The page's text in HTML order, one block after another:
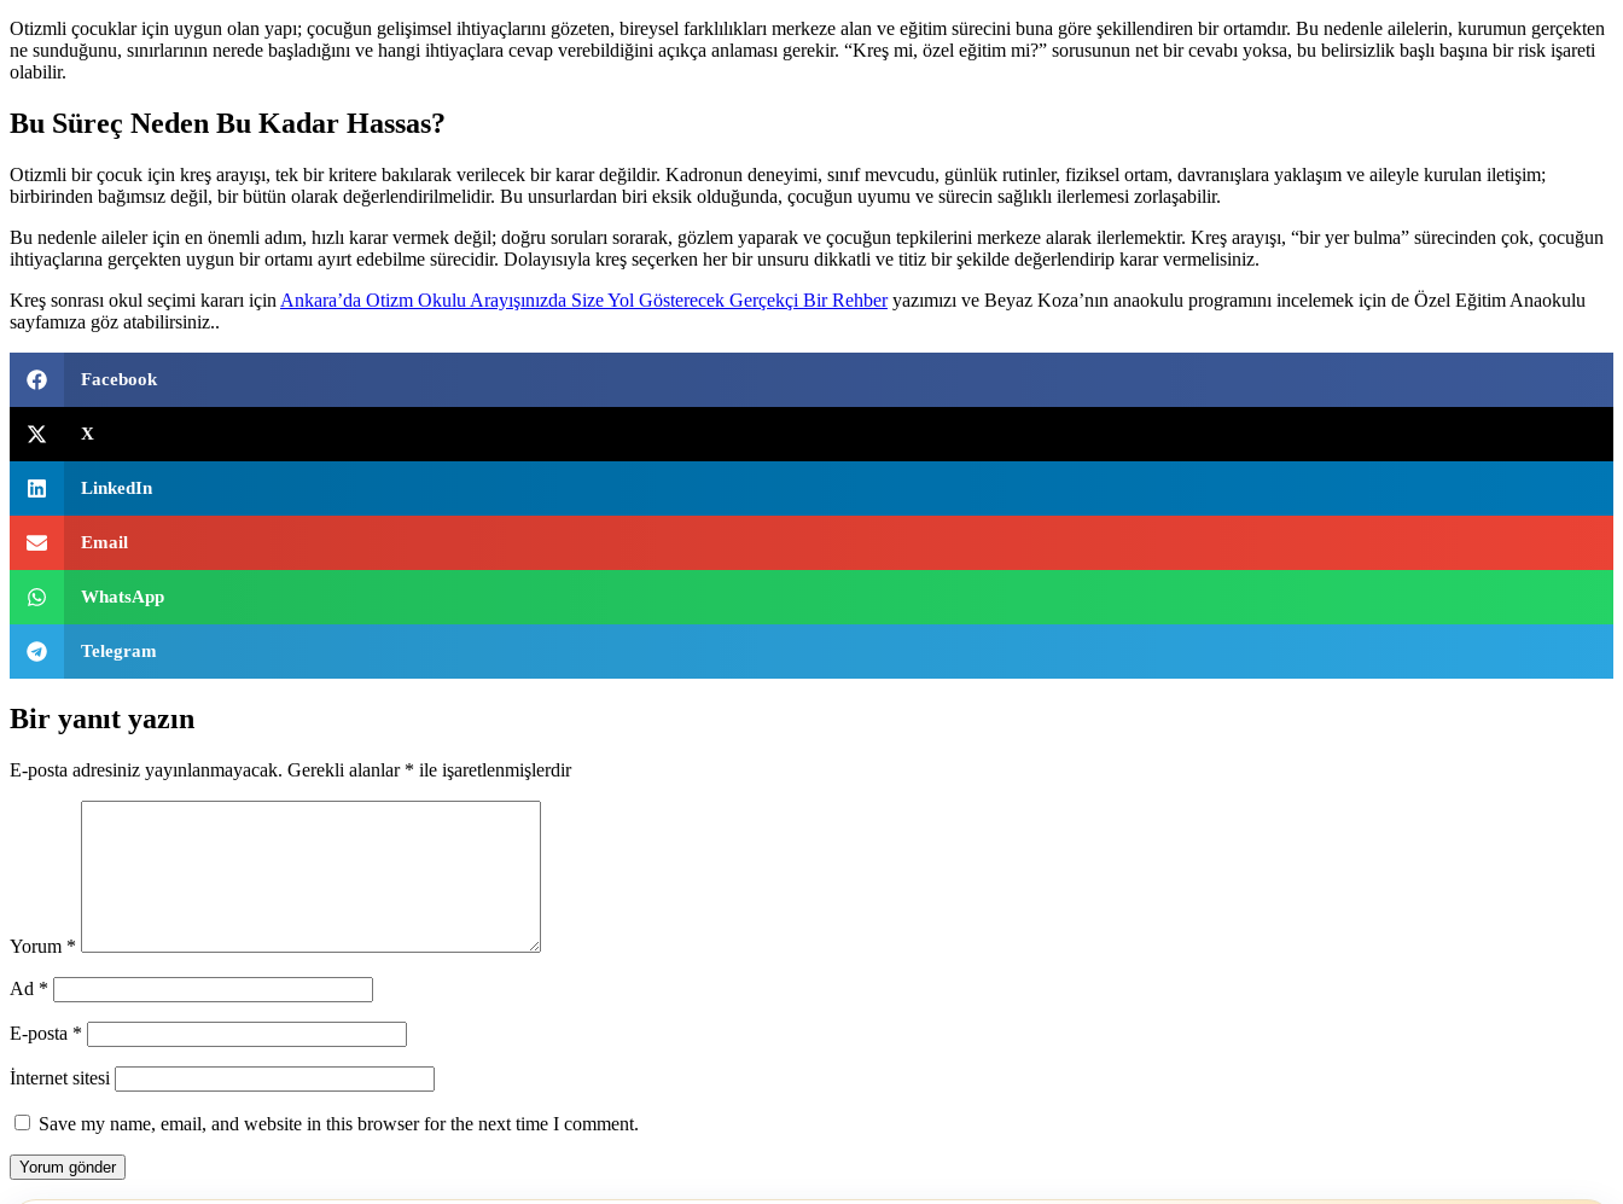
Otizmli çocuklar için uygun olan yapı; çocuğun gelişimsel ihtiyaçlarını gözeten, bireysel farklılıkları merkeze alan ve eğitim sürecini buna göre şekillendiren bir ortamdır. Bu nedenle ailelerin, kurumun gerçekten
ne sunduğunu, sınırlarının nerede başladığını ve hangi ihtiyaçlara cevap verebildiğini açıkça anlaması gerekir. “Kreş mi, özel eğitim mi?” sorusunun net bir cevabı yoksa, bu belirsizlik başlı başına bir risk işareti
olabilir.
Bu Süreç Neden Bu Kadar Hassas?
Otizmli bir çocuk için kreş arayışı, tek bir kritere bakılarak verilecek bir karar değildir. Kadronun deneyimi, sınıf mevcudu, günlük rutinler, fiziksel ortam, davranışlara yaklaşım ve aileyle kurulan iletişim;
birbirinden bağımsız değil, bir bütün olarak değerlendirilmelidir. Bu unsurlardan biri eksik olduğunda, çocuğun uyumu ve sürecin sağlıklı ilerlemesi zorlaşabilir.
Bu nedenle aileler için en önemli adım, hızlı karar vermek değil; doğru soruları sorarak, gözlem yaparak ve çocuğun tepkilerini merkeze alarak ilerlemektir. Kreş arayışı, “bir yer bulma” sürecinden çok, çocuğun
ihtiyaçlarına gerçekten uygun bir ortamı ayırt edebilme sürecidir. Dolayısıyla kreş seçerken her bir unsuru dikkatli ve titiz bir şekilde değerlendirip karar vermelisiniz.
Kreş sonrası okul seçimi kararı için Ankara’da Otizm Okulu Arayışınızda Size Yol Gösterecek Gerçekçi Bir Rehberyazımızı ve Beyaz Koza’nın anaokulu programını incelemek için de Özel Eğitim Anaokulu
sayfamıza göz atabilirsiniz..
Facebook
X
LinkedIn
Email
WhatsApp
Telegram
Bir yanıt yazın
E-posta adresiniz yayınlanmayacak. Gerekli alanlar * ile işaretlenmişlerdir
Yorum *
Ad *
E-posta *
İnternet sitesi
Save my name, email, and website in this browser for the next time I comment.